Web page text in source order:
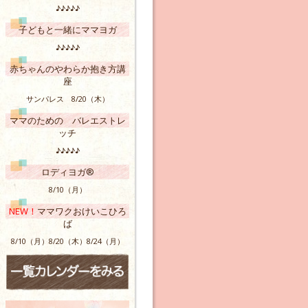
♪♪♪♪♪
子どもと一緒にママヨガ
♪♪♪♪♪
赤ちゃんのやわらか抱き方講
座
サンパレス 8/20（木）
ママのための バレエストレ
ッチ
♪♪♪♪♪
ロディヨガ®
8/10（月）
NEW！ ママワクおけいこひろ
ば
8/10（月）8/20（木）8/24（月）